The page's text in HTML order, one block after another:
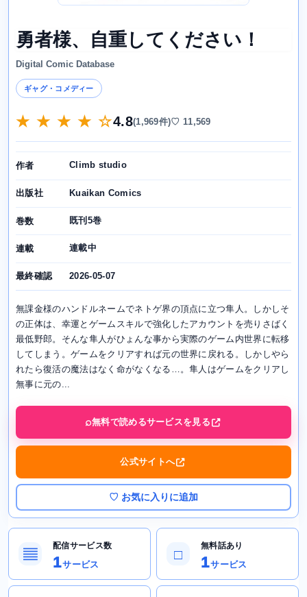
勇者様、自重してください！
Digital Comic Database
ギャグ・コメディー
★ ★ ★ ★ ☆4.8(1,969件)♡ 11,569
作者 Climb studio
出版社 Kuaikan Comics
巻数 既刊5巻
連載 連載中
最終確認 2026-05-07
無課金様のハンドルネームでネトゲ界の頂点に立つ隼人。しかしそ
の正体は、幸運とゲームスキルで強化したアカウントを売りさばく
最低野郎。そんな隼人がひょんな事から実際のゲーム内世界に転移
してしまう。ゲームをクリアすれば元の世界に戻れる。しかしやら
れたら復活の魔法はなく命がなくなる…。隼人はゲームをクリアし
無事に元の...
無料で読めるサービスを見る
公式サイトへ
♡ お気に入りに追加
▤
配信サービス数
1サービス
□
無料話あり
1サービス